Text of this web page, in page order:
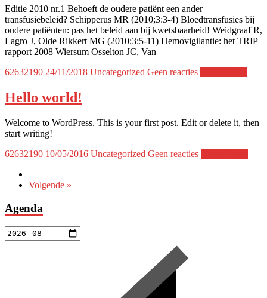
Editie 2010 nr.1 Behoeft de oudere patiënt een ander
transfusiebeleid? Schipperus MR (2010;3:3-4) Bloedtransfusies bij
oudere patiënten: pas het beleid aan bij kwetsbaarheid! Weidgraaf R,
Lagro J, Olde Rikkert MG (2010;3:5-11) Hemovigilantie: het TRIP
rapport 2008 Wiersum Osselton JC, Van
62632190 24/11/2018 Uncategorized Geen reacties
Hello world!
Welcome to WordPress. This is your first post. Edit or delete it, then
start writing!
62632190 10/05/2016 Uncategorized Geen reacties
Volgende »
Agenda